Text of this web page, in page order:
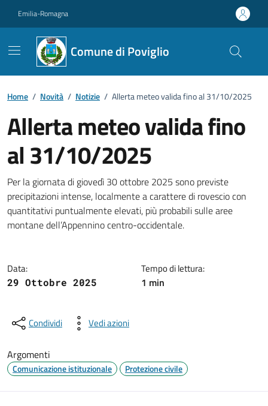
Emilia-Romagna
Comune di Poviglio
Home / Novità / Notizie / Allerta meteo valida fino al 31/10/2025
Allerta meteo valida fino
al 31/10/2025
Dettagli della notizia
Per la giornata di giovedì 30 ottobre 2025 sono previste
precipitazioni intense, localmente a carattere di rovescio con
quantitativi puntualmente elevati, più probabili sulle aree
montane dell’Appennino centro-occidentale.
Data:
29 Ottobre 2025
Tempo di lettura:
1 min
Condividi Vedi azioni
Argomenti
Comunicazione istituzionale Protezione civile